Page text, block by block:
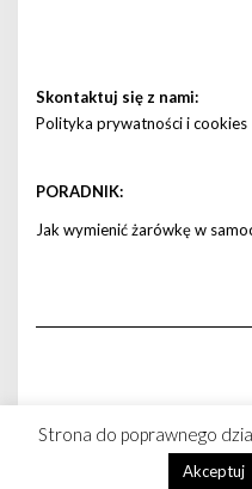
Skontaktuj się z nami:
Polityka prywatności i cookies
PORADNIK:
Jak wymienić żarówkę w
Copyright ©
Strona do poprawnego
Akceptuj